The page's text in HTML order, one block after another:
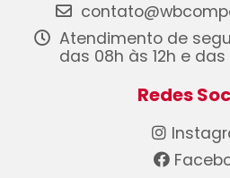
Atendimento de
das 08h às 12h e das
Redes